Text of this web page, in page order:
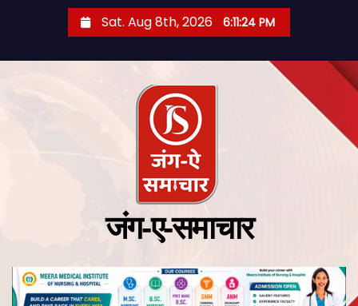
Sat. Aug 8th, 2026 6:11:26 PM
जंग-ए-समाचार